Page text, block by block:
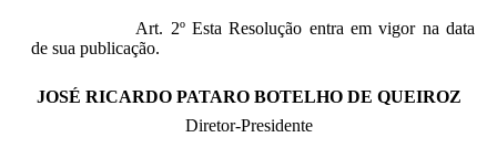
Art. 2º Esta Resolução entra em vigor na data
de sua publicação.
JOSÉ RICARDO PATARO BOTELHO DE QUEIROZ
Diretor-Presidente